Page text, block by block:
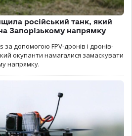
російський танк, який
Запорізькому напрямку
за допомогою FPV-дронів і дронів-
окупанти намагалися замаскувати
напрямку.